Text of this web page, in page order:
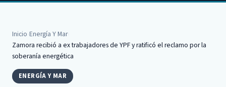
Inicio Energía Y Mar›
Zamora recibió a ex trabajadores de YPF y ratificó el reclamo por la
soberanía energética
ENERGÍA Y MAR